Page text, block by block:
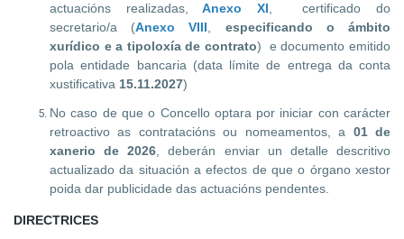
actuacións realizadas,
Anexo XI, certificado do
secretario/a (Anexo VIII, especificando o ámbito
xurídico e a tipoloxía de contrato) e documento emitido
pola entidade bancaria (data límite de entrega da conta
xustificativa 15.11.2027)
No caso de que o Concello optara por iniciar con carácter
retroactivo as contratacións ou nomeamentos, a 01 de
xanerio de 2026 , deberán enviar un detalle descritivo
actualizado da situación a efectos de que o órgano xestor
poida dar publicidade das actuacións pendentes.
DIRECTRICES